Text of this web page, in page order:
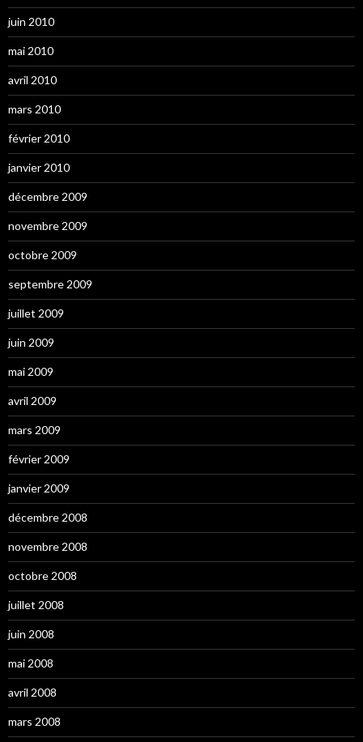
juin 2010
mai 2010
avril 2010
mars 2010
février 2010
janvier 2010
décembre 2009
novembre 2009
octobre 2009
septembre 2009
juillet 2009
juin 2009
mai 2009
avril 2009
mars 2009
février 2009
janvier 2009
décembre 2008
novembre 2008
octobre 2008
juillet 2008
juin 2008
mai 2008
avril 2008
mars 2008